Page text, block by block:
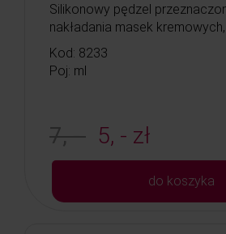
Silikonowy pędzel
nakładania masek
Kod: 8233
Poj: ml
7, - 5, - zł
do koszyka